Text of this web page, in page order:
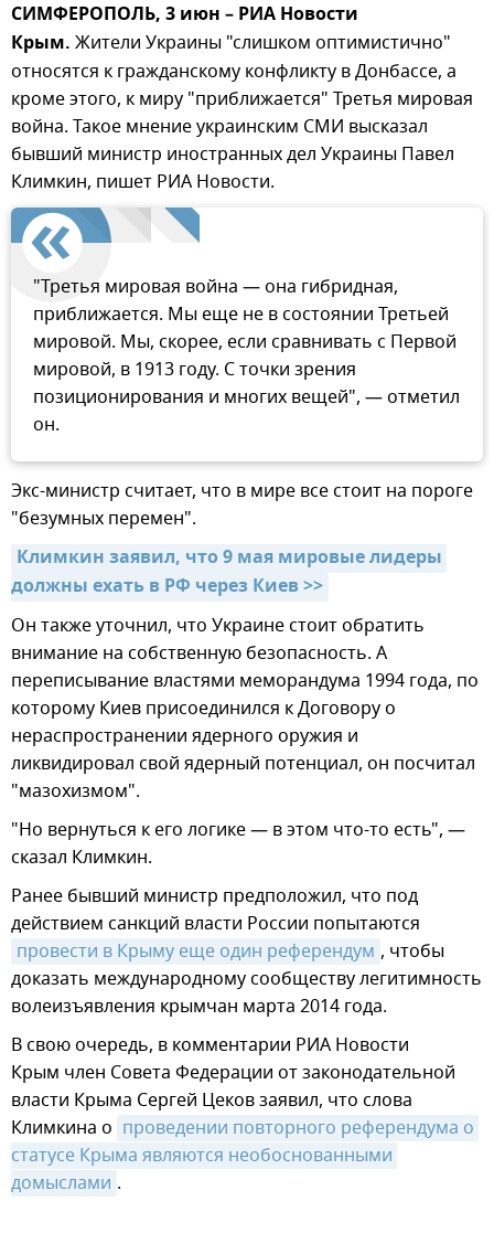
СИМФЕРОПОЛЬ, 3 июн – РИА Новости
Крым. Жители Украины "слишком оптимистично"
относятся к гражданскому конфликту в Донбассе, а
кроме этого, к миру "приближается" Третья мировая
война. Такое мнение украинским СМИ высказал
бывший министр иностранных дел Украины Павел
Климкин, пишет РИА Новости.
"Третья мировая война — она гибридная,
приближается. Мы еще не в состоянии Третьей
мировой. Мы, скорее, если сравнивать с Первой
мировой, в 1913 году. С точки зрения
позиционирования и многих вещей", — отметил
он.
Экс-министр считает, что в мире все стоит на пороге
"безумных перемен".
Климкин заявил, что 9 мая мировые лидеры
должны ехать в РФ через Киев >>
Он также уточнил, что Украине стоит обратить
внимание на собственную безопасность. А
переписывание властями меморандума 1994 года, по
которому Киев присоединился к Договору о
нераспространении ядерного оружия и
ликвидировал свой ядерный потенциал, он посчитал
"мазохизмом".
"Но вернуться к его логике — в этом что-то есть", —
сказал Климкин.
Ранее бывший министр предположил, что под
действием санкций власти России попытаются
провести в Крыму еще один референдум , чтобы
доказать международному сообществу легитимность
волеизъявления крымчан марта 2014 года.
В свою очередь, в комментарии РИА Новости
Крым член Совета Федерации от законодательной
власти Крыма Сергей Цеков заявил, что слова
Климкина о проведении повторного референдума о
статусе Крыма являются необоснованными
домыслами .